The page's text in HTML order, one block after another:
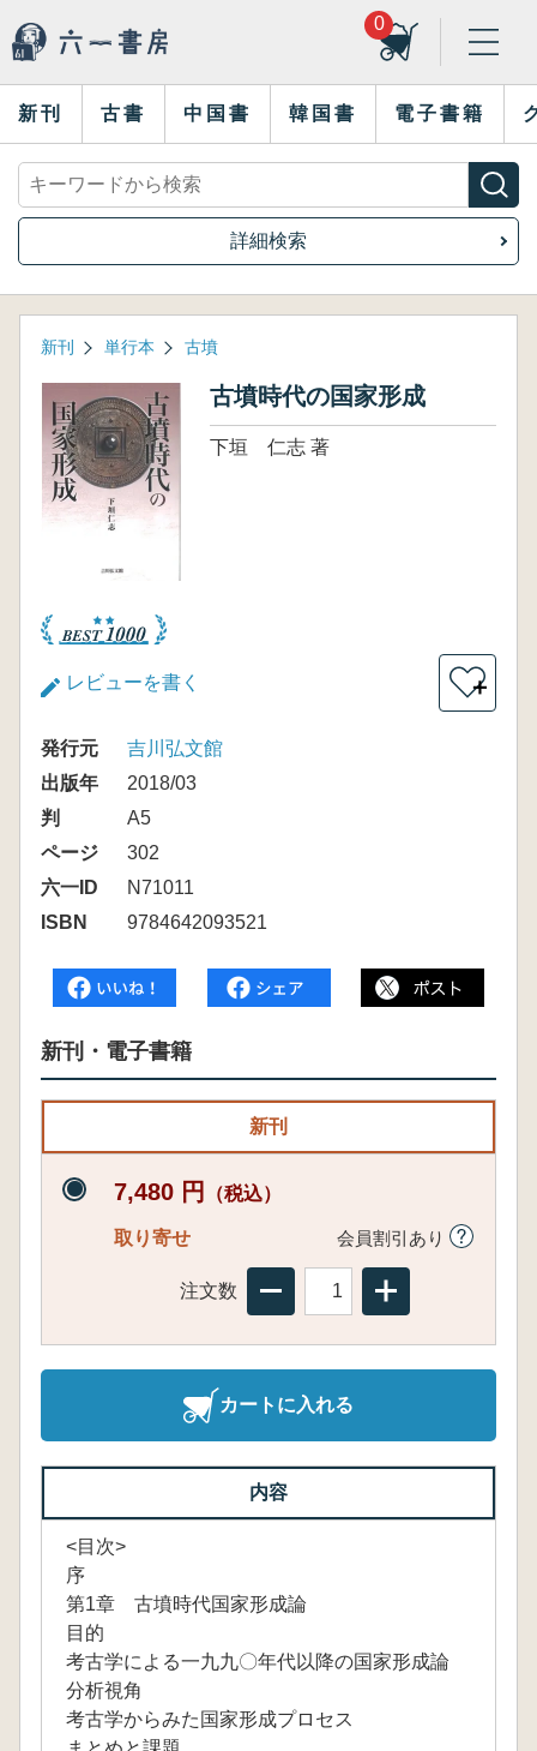
0
新刊 古書 中国書 韓国書 電子書籍
詳細検索
新刊 単行本 古墳
古墳時代の国家形成
下垣 仁志 著
レビューを書く ＋
発行元
吉川弘文館
出版年
2018/03
判
A5
ページ
302
六一ID
N71011
ISBN
9784642093521
新刊・電子書籍
新刊
7,480 円 （税込）
取り寄せ 会員割引あり
注文数
カートに入れる
内容
<目次>
序
第1章 古墳時代国家形成論
目的
考古学による一九九〇年代以降の国家形成論
分析視角
考古学からみた国家形成プロセス